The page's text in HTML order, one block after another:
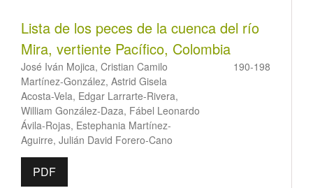
Lista de los peces de la cuenca del río
Mira, vertiente Pacífico, Colombia
José Iván Mojica, Cristian Camilo
Martínez-González, Astrid Gisela
Acosta-Vela, Edgar Larrarte-Rivera,
William González-Daza, Fábel Leonardo
Ávila-Rojas, Estephania Martínez-
Aguirre, Julián David Forero-Cano
190-198
PDF